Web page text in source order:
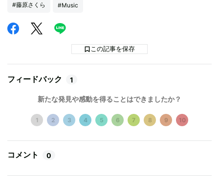
#藤原さくら #Music
この記事を保存
フィードバック 1
新たな発見や感動を得ることはできましたか？
1 2 3 4 5 6 7 8 9 10
コメント 0